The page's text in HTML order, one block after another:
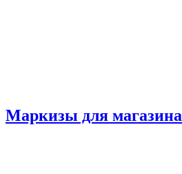
Маркизы для магазина